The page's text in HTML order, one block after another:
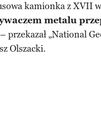
kamionka z XVII
metalu
– przekazał „National
Olszacki.